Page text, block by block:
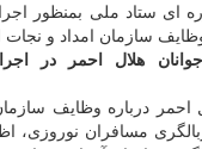
ای ستاد ملی بمنظور
وظایف سازمان امداد و
هلال احمر در
درباره وظایف
مسافران نوروزی،